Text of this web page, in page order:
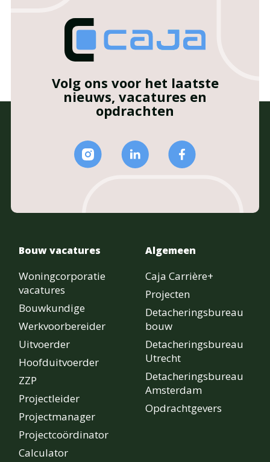
Volg ons voor het laatste
nieuws, vacatures en
opdrachten
Bouw vacatures
Woningcorporatie
vacatures
Bouwkundige
Werkvoorbereider
Uitvoerder
Hoofduitvoerder
ZZP
Projectleider
Projectmanager
Projectcoördinator
Calculator
Algemeen
Caja Carrière+
Projecten
Detacheringsbureau
bouw
Detacheringsbureau
Utrecht
Detacheringsbureau
Amsterdam
Opdrachtgevers